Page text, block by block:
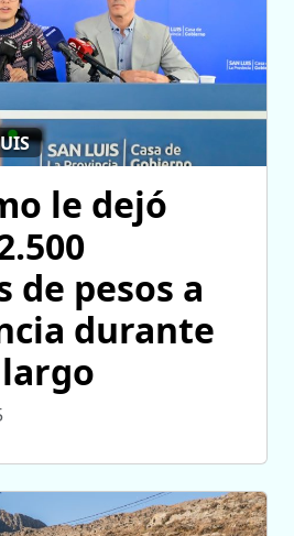
le dejó
de pesos a
durante